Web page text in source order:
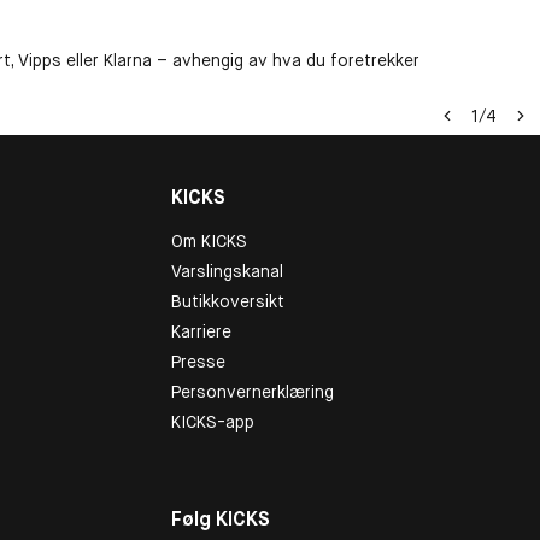
Vipps eller Klarna – avhengig av hva du foretrekker
1/4
KICKS
Om KICKS
Varslingskanal
Butikkoversikt
Karriere
Presse
Personvernerklæring
KICKS-app
Følg KICKS